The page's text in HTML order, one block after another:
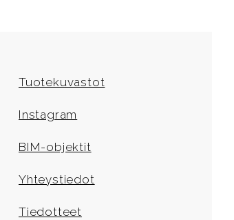
Tuotekuvastot
Instagram
BIM-objektit
Yhteystiedot
Tiedotteet